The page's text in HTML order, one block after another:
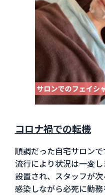
コロナ禍での転機
順調だった自宅サロン
流行により状況は一変
設置され、スタッフが
感染しながら必死に勤務